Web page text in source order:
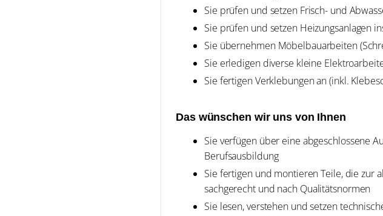
Sie prüfen und setzen Frisch- und
Sie prüfen und setzen Heizungsanlagen
Sie übernehmen Möbelbauarbeiten
Sie erledigen diverse kleine
Sie fertigen Verklebungen an (inkl.
Das wünschen wir uns von Ihnen
Sie verfügen über eine abgeschlossene
Berufsausbildung
Sie fertigen und montieren Teile, die zur
sachgerecht und nach Qualitätsnormen
Sie lesen, verstehen und setzen